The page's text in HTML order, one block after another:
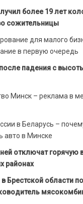
более 19 лет
сожительницы
для малого
в первую очередь
падения с
Минск – реклама в
в Беларусь –
авто в Минске
отключат горячую
районах
Брестской области